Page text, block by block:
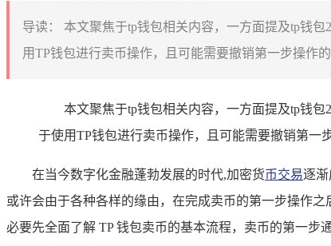
导读：
本文聚焦于tp钱包相关内容，一方面提及tp钱
用TP钱包进行卖币操作，且可能需要撤销第一步操作
本文聚焦于tp钱包相关内容，一方面提及tp钱
于使用TP钱包进行卖币操作，且可能需要撤销第一
在当今数字化金融蓬勃发展的时代,加密货币交易逐渐
或许会由于各种各样的缘由，在完成卖币的第一步操作
必要先全面了解 TP 钱包卖币的基本流程，卖币的第一